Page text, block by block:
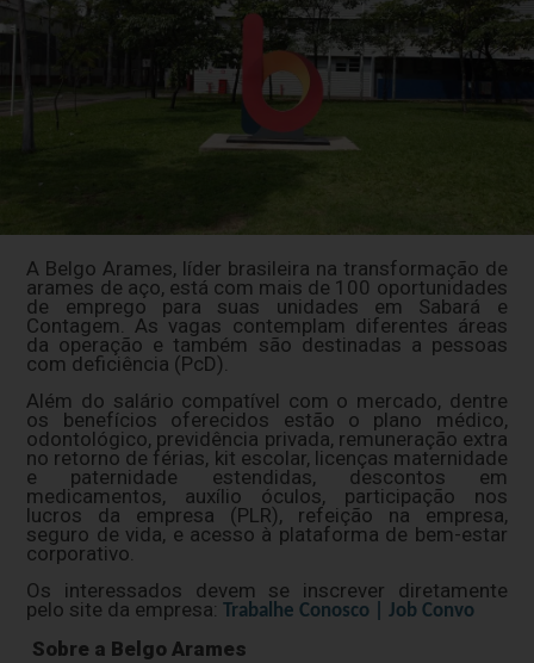
A Belgo Arames, líder brasileira na transformação de
arames de aço, está com mais de 100 oportunidades
de emprego para suas unidades em Sabará e
Contagem. As vagas contemplam diferentes áreas
da operação e também são destinadas a pessoas
com deficiência (PcD).
Além do salário compatível com o mercado, dentre
os benefícios oferecidos estão o plano médico,
odontológico, previdência privada, remuneração extra
no retorno de férias, kit escolar, licenças maternidade
e paternidade estendidas, descontos em
medicamentos, auxílio óculos, participação nos
lucros da empresa (PLR), refeição na empresa,
seguro de vida, e acesso à plataforma de bem-estar
corporativo.
Os interessados devem se inscrever diretamente
pelo site da empresa:Trabalhe Conosco | Job Convo
Sobre a Belgo Arames